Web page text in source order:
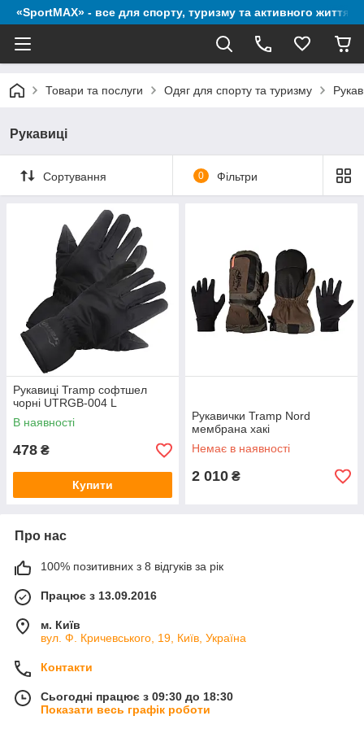
«SportMAX» - все для спорту, туризму та активного життя
Товари та послуги Одяг для спорту та туризму
Рукавиці
Сортування 0 Фільтри
Рукавиці Tramp софтшел
чорні UTRGB-004 L
В наявності
478 ₴
Купити
Рукавички Tramp Nord
мембрана хакі
Немає в наявності
2 010 ₴
Про нас
100% позитивних з 8 відгуків за рік
Працює з 13.09.2016
м. Київ
вул. Ф. Кричевського, 19, Київ, Україна
Контакти
Сьогодні працює з 09:30 до 18:30
Показати весь графік роботи